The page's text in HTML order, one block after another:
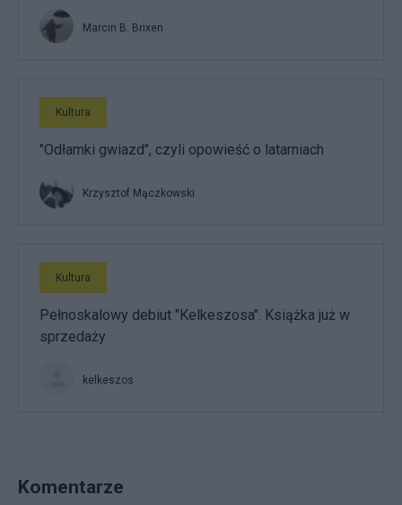
Marcin B. Brixen
Kultura
"Odłamki gwiazd", czyli opowieść o latarniach
Krzysztof Mączkowski
Kultura
Pełnoskalowy debiut "Kelkeszosa". Książka już w
sprzedaży
kelkeszos
Komentarze